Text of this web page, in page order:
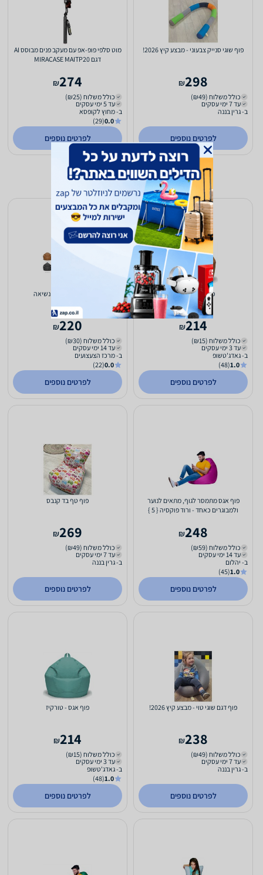
פוף שוגי סנייק צבעוני - מבצע קיץ 2026!
298
₪
כולל משלוח (₪49)
עד 7 ימי עסקים
ב- גרין בננה
לפרטים נוספים
מוט סלפי פופ-אפ עם מעקב פנים מבוסס AI
דגם MIRACASE MAITP20
274
₪
כולל משלוח (₪25)
עד 5 ימי עסקים
ב- מחוץ לקופסא
0.0
(29)
לפרטים נוספים
פוף לילדים - חום
214
₪
כולל משלוח (₪15)
עד 3 ימי עסקים
ב- גאדג'טשופ
1.0
(48)
לפרטים נוספים
פוף לילדים עם ידית נשיאה
220
₪
כולל משלוח (₪30)
עד 14 ימי עסקים
ב- מרכז הצעצועים
0.0
(22)
לפרטים נוספים
פוף אגס מתמסר לגוף, מתאים לנוער
ולמבוגרים כאחד - ורוד פוקסיה { 5 }
248
₪
כולל משלוח (₪59)
עד 14 ימי עסקים
ב- יהלום
1.0
(45)
לפרטים נוספים
פוף טף בד קנבס
269
₪
כולל משלוח (₪49)
עד 7 ימי עסקים
ב- גרין בננה
לפרטים נוספים
פוף דגם שוגי טוי - מבצע קיץ 2026!
238
₪
כולל משלוח (₪49)
עד 7 ימי עסקים
ב- גרין בננה
לפרטים נוספים
פוף אגס - טורקיז
214
₪
כולל משלוח (₪15)
עד 3 ימי עסקים
ב- גאדג'טשופ
1.0
(48)
לפרטים נוספים